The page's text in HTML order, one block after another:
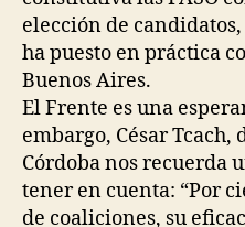
elección de
ha puesto en práctica
Buenos Aires.
El Frente es una
embargo, César
Córdoba nos recuerda
tener en cuenta: “Por
de coaliciones, su